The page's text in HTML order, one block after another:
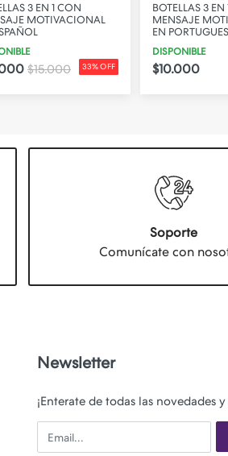
3 EN 1 CON
MOTIVACIONAL
33% OFF
$15.000
BOTELLAS 3 EN
MENSAJE
EN PORTUGUES
DISPONIBLE
$10.000
Soporte
Comunícate con
Newsletter
¡Enterate de todas las novedades
Email